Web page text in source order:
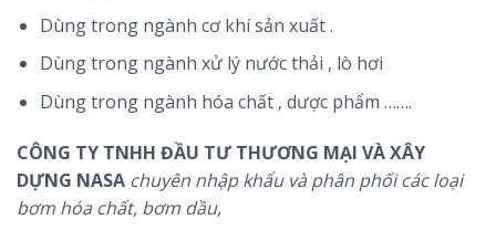
Dùng trong ngành cơ khí sản xuất .
Dùng trong ngành xử lý nước thải , lò hơi
Dùng trong ngành hóa chất , dược phẩm …….
CÔNG TY TNHH ĐẦU TƯ THƯƠNG MẠI VÀ XÂY
DỰNG NASA chuyên nhập khẩu và phân phối các loại
bơm hóa chất, bơm dầu,